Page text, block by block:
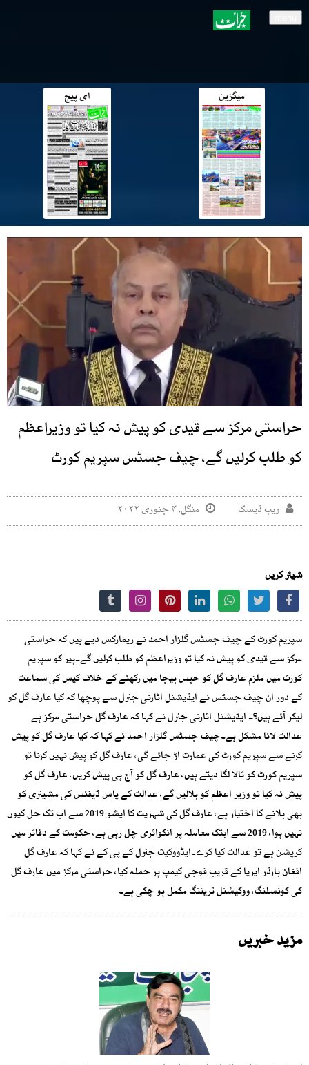
میگزین ای پیج
حراستی مرکز سے قیدی کو پیش نہ کیا تو وزیراعظم
کو طلب کرلیں گے، چیف جسٹس سپریم کورٹ
ویب ڈیسک منگل, ۴ جنوری ۲۰۲۲
شیئر کریں
سپریم کورٹ کے چیف جسٹس گلزار احمد نے ریمارکس دیے ہیں کہ حراستی
مرکز سے قیدی کو پیش نہ کیا تو وزیراعظم کو طلب کرلیں گے۔پیر کو سپریم
کورٹ میں ملزم عارف گل کو حبس بیجا میں رکھنے کے خلاف کیس کی سماعت
کے دور ان چیف جسٹس نے ایڈیشنل اٹارنی جنرل سے پوچھا کہ کیا عارف گل کو
لیکر آئے ہیں؟۔ ایڈیشنل اٹارنی جنرل نے کہا کہ عارف گل حراستی مرکز ہے
عدالت لانا مشکل ہے۔چیف جسٹس گلزار احمد نے کہا کہ کیا عارف گل کو پیش
کرنے سے سپریم کورٹ کی عمارت اڑ جائے گی، عارف گل کو پیش نہیں کرنا تو
سپریم کورٹ کو تالا لگا دیتے ہیں، عارف گل کو آج ہی پیش کریں، عارف گل کو
پیش نہ کیا تو وزیر اعظم کو بلالیں گے، عدالت کے پاس ڈیفنس کی مشینری کو
بھی بلانے کا اختیار ہے، عارف گل کی شہریت کا ایشو 2019 سے اب تک حل کیوں
نہیں ہوا، 2019 سے ابتک معاملہ پر انکوائری چل رہی ہے، حکومت کے دفاتر میں
کرپشن ہے تو عدالت کیا کرے۔ایڈووکیٹ جنرل کے پی کے نے کہا کہ عارف گل
افغان بارڈر ایریا کے قریب فوجی کیمپ پر حملہ کیا، حراستی مرکز میں عارف گل
کی کونسلنگ، ووکیشنل ٹریننگ مکمل ہو چکی ہے۔
مزید خبریں